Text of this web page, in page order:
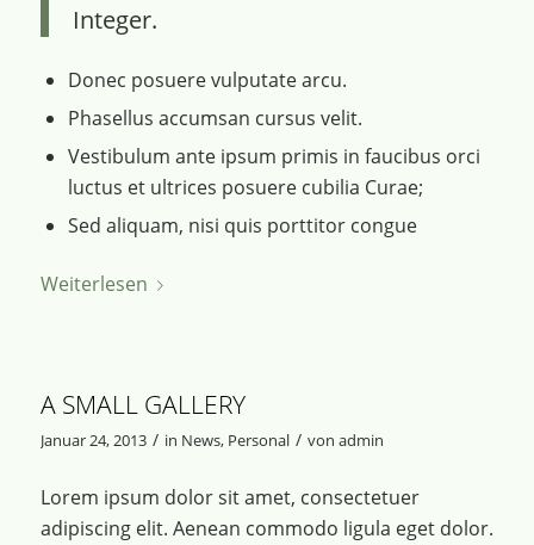
Integer.
Donec posuere vulputate arcu.
Phasellus accumsan cursus velit.
Vestibulum ante ipsum primis in faucibus orci
luctus et ultrices posuere cubilia Curae;
Sed aliquam, nisi quis porttitor congue
Weiterlesen
A SMALL GALLERY
Januar 24, 2013 / in News, Personal / von admin
Lorem ipsum dolor sit amet, consectetuer
adipiscing elit. Aenean commodo ligula eget dolor.